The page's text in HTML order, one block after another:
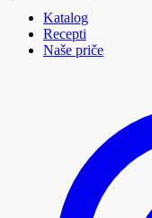
Katalog
Recepti
Naše priče